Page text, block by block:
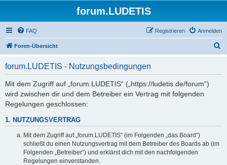
forum.LUDETIS
FAQ Anmelden
Registrieren
Foren-Übersicht
forum.LUDETIS - Nutzungsbedingungen
Mit dem Zugriff auf „forum.LUDETIS“ („https://ludetis.de/forum“)
wird zwischen dir und dem Betreiber ein Vertrag mit folgenden
Regelungen geschlossen:
1. NUTZUNGSVERTRAG
Mit dem Zugriff auf „forum.LUDETIS“ (im Folgenden „das Board“)
schließt du einen Nutzungsvertrag mit dem Betreiber des Boards ab (im
Folgenden „Betreiber“) und erklärst dich mit den nachfolgenden
Regelungen einverstanden.